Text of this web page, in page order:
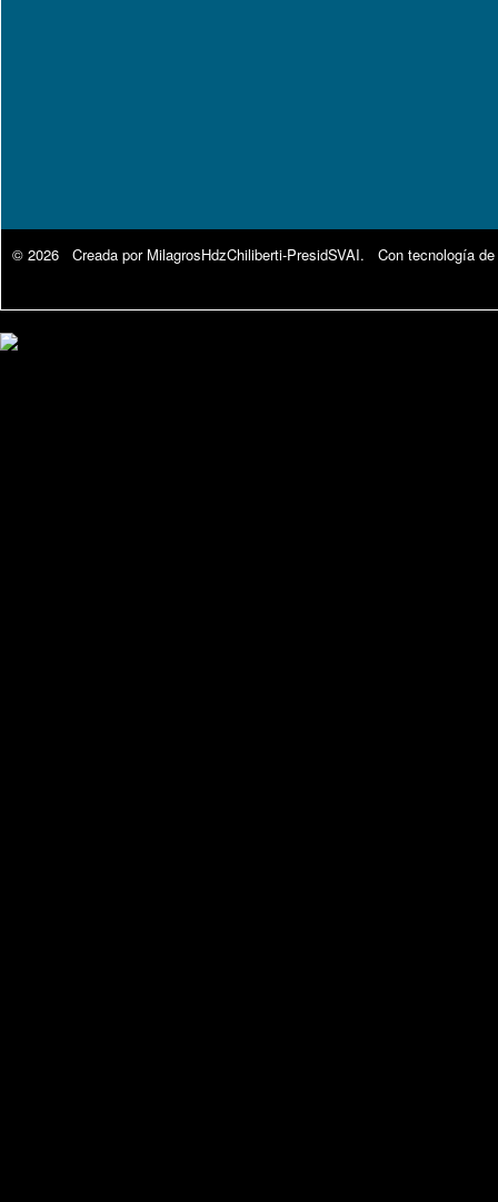
© 2026 Creada por MilagrosHdzChiliberti-PresidSVAI. Con tecnología de